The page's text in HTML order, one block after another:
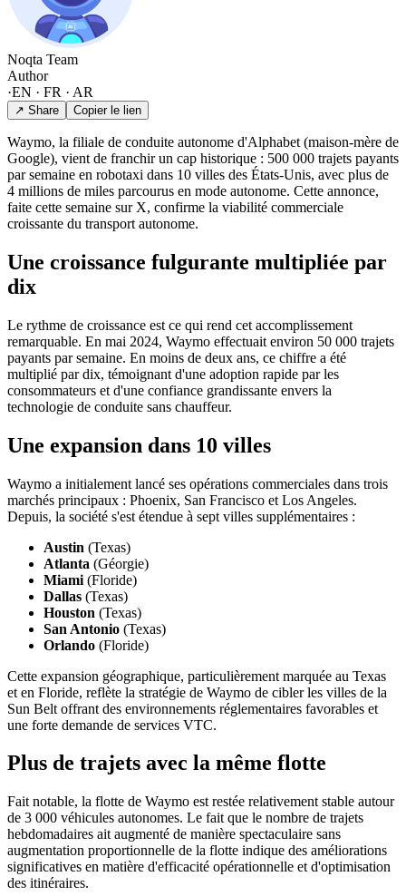
Noqta Team
Author
·EN · FR · AR
↗ Share Copier le lien
Waymo, la filiale de conduite autonome d'Alphabet (maison-mère de
Google), vient de franchir un cap historique : 500 000 trajets payants
par semaine en robotaxi dans 10 villes des États-Unis, avec plus de
4 millions de miles parcourus en mode autonome. Cette annonce,
faite cette semaine sur X, confirme la viabilité commerciale
croissante du transport autonome.
Une croissance fulgurante multipliée par
dix
Le rythme de croissance est ce qui rend cet accomplissement
remarquable. En mai 2024, Waymo effectuait environ 50 000 trajets
payants par semaine. En moins de deux ans, ce chiffre a été
multiplié par dix, témoignant d'une adoption rapide par les
consommateurs et d'une confiance grandissante envers la
technologie de conduite sans chauffeur.
Une expansion dans 10 villes
Waymo a initialement lancé ses opérations commerciales dans trois
marchés principaux : Phoenix, San Francisco et Los Angeles.
Depuis, la société s'est étendue à sept villes supplémentaires :
Austin (Texas)
Atlanta (Géorgie)
Miami (Floride)
Dallas (Texas)
Houston (Texas)
San Antonio (Texas)
Orlando (Floride)
Cette expansion géographique, particulièrement marquée au Texas
et en Floride, reflète la stratégie de Waymo de cibler les villes de la
Sun Belt offrant des environnements réglementaires favorables et
une forte demande de services VTC.
Plus de trajets avec la même flotte
Fait notable, la flotte de Waymo est restée relativement stable autour
de 3 000 véhicules autonomes. Le fait que le nombre de trajets
hebdomadaires ait augmenté de manière spectaculaire sans
augmentation proportionnelle de la flotte indique des améliorations
significatives en matière d'efficacité opérationnelle et d'optimisation
des itinéraires.